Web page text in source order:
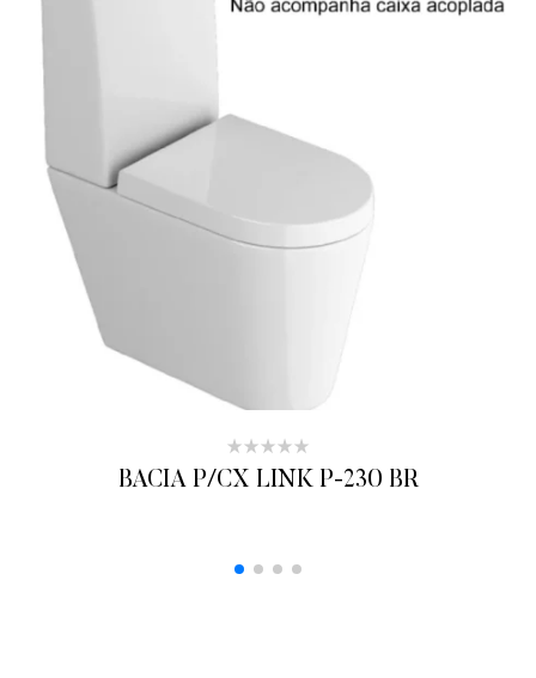
BACIA P/CX LINK P-230 BR